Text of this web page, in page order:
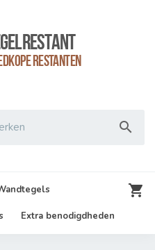
Restanten

Extra benodigdheden
